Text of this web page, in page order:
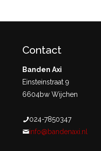
Contact
Banden Axi
Einsteinstraat 9
6604bw Wijchen
024-7850347
info@bandenaxi.nl